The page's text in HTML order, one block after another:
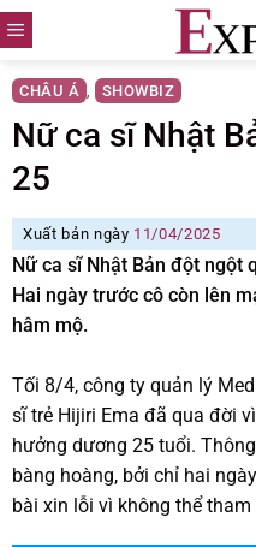
Skip
to
content
CHÂU Á , SHOWBIZ
Nữ ca sĩ Nhật
25
Xuất bản ngày 11/04/2025
Nữ ca sĩ Nhật Bản đột ngột
Hai ngày trước cô còn lên
hâm mộ.
Tối 8/4, công ty quản lý
sĩ trẻ Hijiri Ema đã qua đời
hưởng dương 25 tuổi.
bàng hoàng, bởi chỉ hai
bài xin lỗi vì không thể